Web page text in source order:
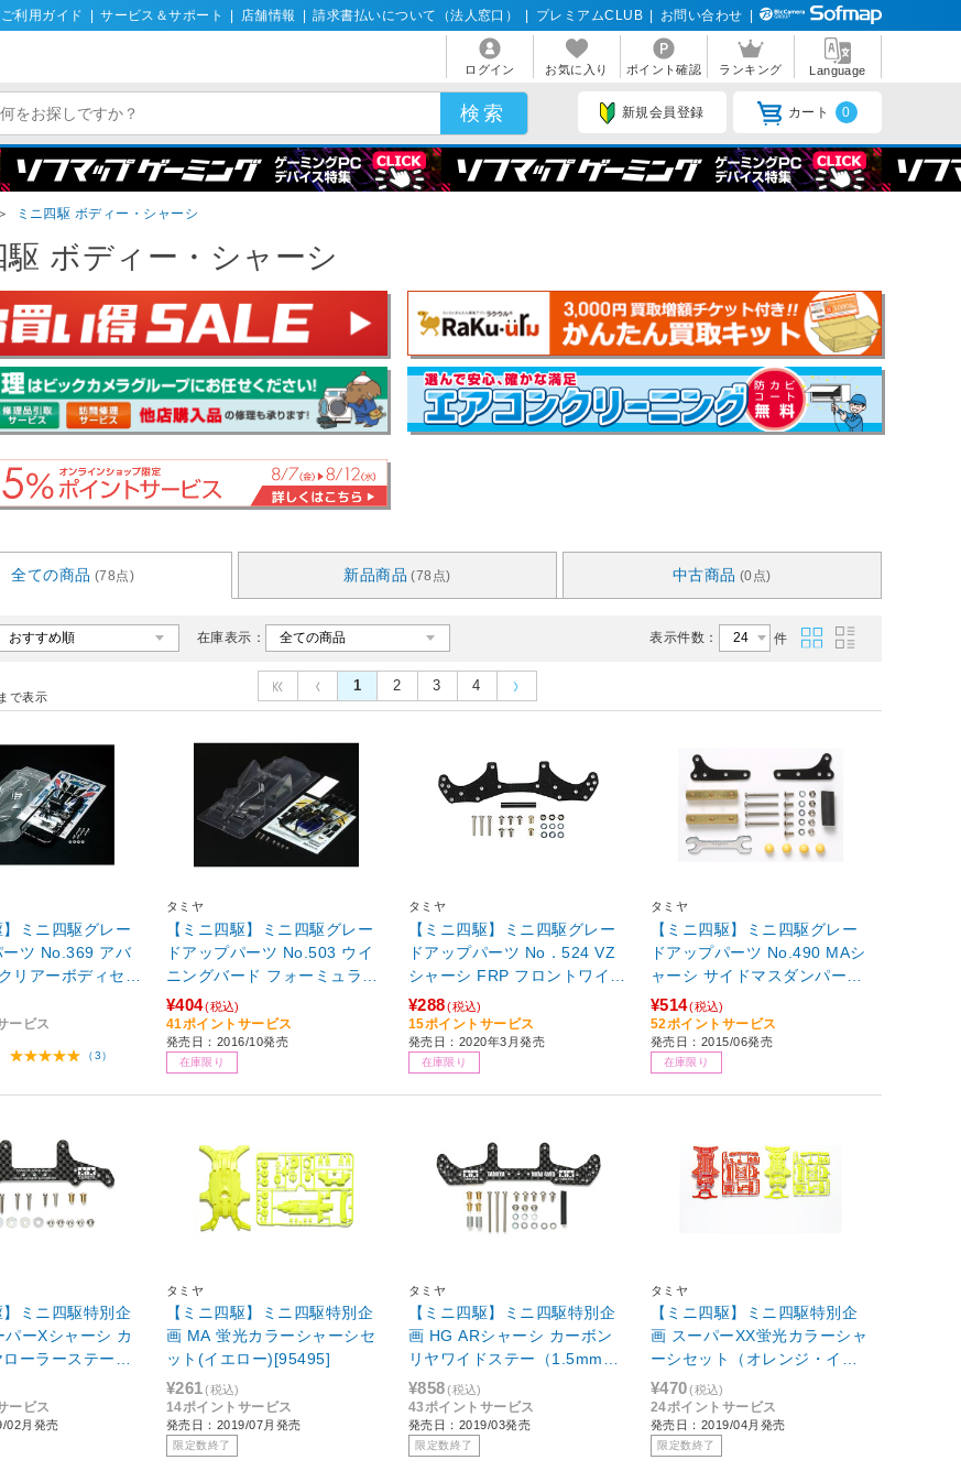
ご利用ガイド サービス＆サポート 店舗情報 請求書払いについて（法人窓口） プレミアムCLUB お問い合わせ
ログイン お気に入り ポイント確認 ランキング Language
新規会員登録 カート 0
＞ ミニ四駆 ボディー・シャーシ
駆 ボディー・シャーシ
全ての商品 (78点) 新品商品 (78点) 中古商品 (0点)
在庫表示： 表示件数： 件
で表示
1 2 3 4
】ミニ四駆グレー
ーツ No.369 アバ
リアーボディセッ
ービス
（3）
タミヤ
【ミニ四駆】ミニ四駆グレー
ドアップパーツ No.503 ウイ
ニングバード フォーミュラー
クリヤーボディセット（ポリ
カ）[15503]
¥404(税込)
41ポイントサービス
発売日：2016/10発売
在庫限り
タミヤ
【ミニ四駆】ミニ四駆グレー
ドアップパーツ No．524 VZ
シャーシ FRP フロントワイド
ステー
¥288 (税込)
15ポイントサービス
発売日：2020年3月発売
在庫限り
タミヤ
【ミニ四駆】ミニ四駆グレー
ドアップパーツ No.490 MAシ
ャーシ サイドマスダンパーセ
ット[15490]
¥514(税込)
52ポイントサービス
発売日：2015/06発売
在庫限り
】ミニ四駆特別企
ーXシャーシ カ
ーラーステー
ービス
02月発売
タミヤ
【ミニ四駆】ミニ四駆特別企
画 MA 蛍光カラーシャーシセ
ット(イエロー)[95495]
¥261 (税込)
14ポイントサービス
発売日：2019/07月発売
限定数終了
タミヤ
【ミニ四駆】ミニ四駆特別企
画 HG ARシャーシ カーボン
リヤワイドステー（1.5mm）
[95478]
¥858 (税込)
43ポイントサービス
発売日：2019/03発売
限定数終了
タミヤ
【ミニ四駆】ミニ四駆特別企
画 スーパーXX蛍光カラーシャ
ーシセット（オレンジ・イエ
ロー）
¥470 (税込)
24ポイントサービス
発売日：2019/04月発売
限定数終了